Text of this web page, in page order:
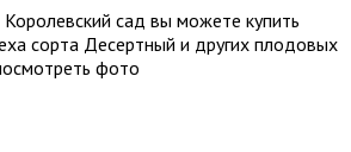
сад вы можете купить
сорта Десертный и других плодовых
фото